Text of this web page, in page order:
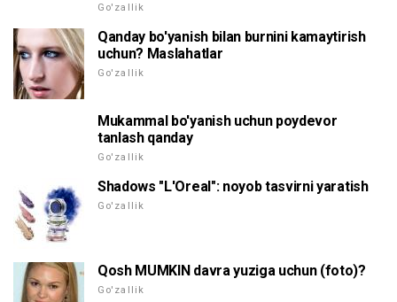
Go'zallik
Qanday bo'yanish bilan burnini kamaytirish
uchun? Maslahatlar
Go'zallik
Mukammal bo'yanish uchun poydevor
tanlash qanday
Go'zallik
Shadows "L'Oreal": noyob tasvirni yaratish
Go'zallik
Qosh MUMKIN davra yuziga uchun (foto)?
Go'zallik